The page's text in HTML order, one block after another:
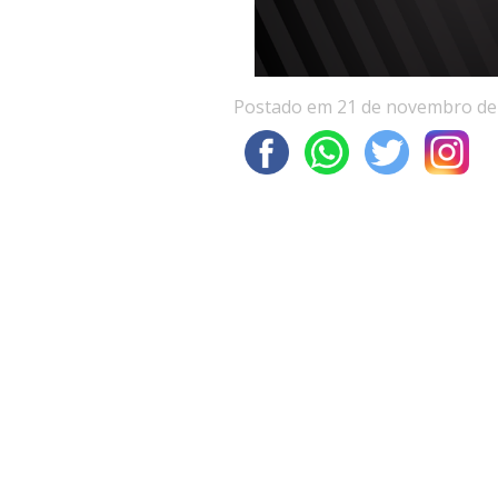
Postado em 21 de novembro